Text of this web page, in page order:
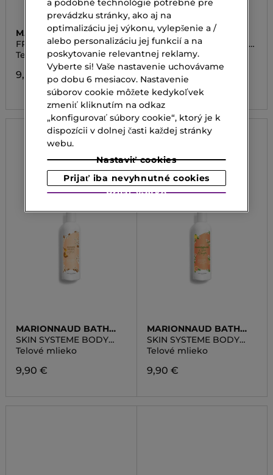
MARIONNAUD BATH
LINE
FRESH BLOSSOM
Telové mlieko
9,90 €
MARIONNAUD BATH
LINE
24HR HYDRATING BODY
MILK ENERGIZING
Hydratačné telové
mlieko
9,90 €
MARIONNAUD BATH
LINE
SKIN SYSTEME BODY
MILK ALMOND HONEY
Telové mlieko
9,90 €
MARIONNAUD BATH
LINE
SKIN SYSTEME BODY
MILK GRAPEFRUIT
ORANGE
Telové mlieko
9,90 €
prevádzku stránky, ako aj na
optimalizáciu jej výkonu, vylepšenie a /
alebo personalizáciu jej funkcií a na
poskytovanie relevantnej reklamy.
Vyberte si! Vaše nastavenie uchovávame
po dobu 6 mesiacov. Nastavenie
súborov cookie môžete kedykoľvek
zmeniť kliknutím na odkaz
„konfigurovať súbory cookie“, ktorý je k
dispozícii v dolnej časti každej stránky
webu.
Nastaviť cookies
Prijať iba nevyhnutné cookies
Prijať všetko